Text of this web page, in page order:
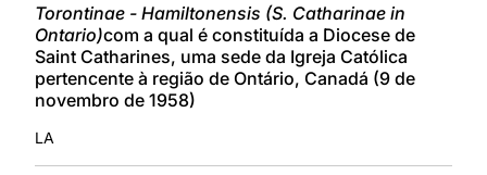
Torontinae - Hamiltonensis (S. Catharinae in
Ontario)com a qual é constituída a Diocese de
Saint Catharines, uma sede da Igreja Católica
pertencente à região de Ontário, Canadá (9 de
novembro de 1958)
LA